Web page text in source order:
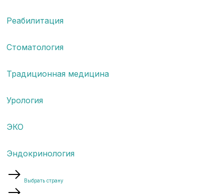
Реабилитация
Стоматология
Традиционная медицина
Урология
ЭКО
Эндокринология
Выбрать страну